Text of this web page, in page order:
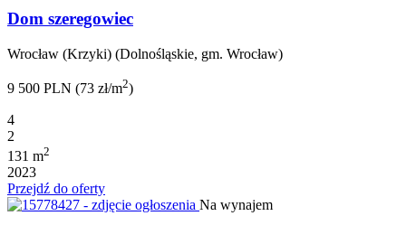
Dom szeregowiec
Wrocław (Krzyki) (Dolnośląskie, gm. Wrocław)
9 500 PLN (73 zł/m2)
4
2
131 m2
2023
Przejdź do oferty
Na wynajem